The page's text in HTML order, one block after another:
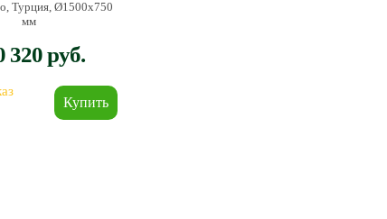
Турция, Ø1500х750
мм
320 руб.